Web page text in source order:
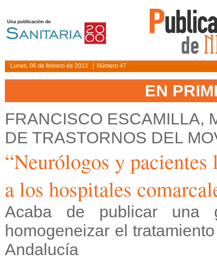
Lunes, 06 de febrero de 2012 | Número 47
EN
FRANCISCO ESCAMILLA,
DE TRASTORNOS DEL
“Neurólogos y
a los hospitales
Acaba de publicar una
homogeneizar el
Andalucía